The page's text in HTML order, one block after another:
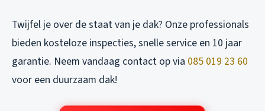
Twijfel je over de staat van je dak? Onze professionals
bieden kosteloze inspecties, snelle service en 10 jaar
garantie. Neem vandaag contact op via 085 019 23 60
voor een duurzaam dak!